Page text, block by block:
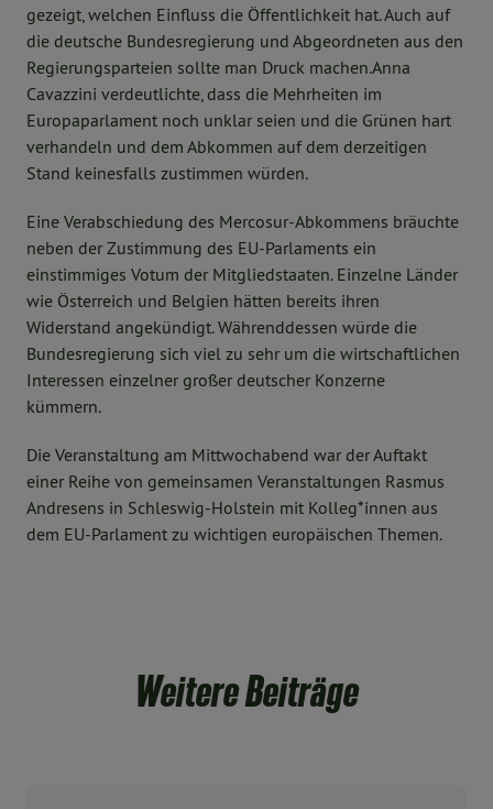
gezeigt, welchen Einfluss die Öffentlichkeit hat. Auch auf
die deutsche Bundesregierung und Abgeordneten aus den
Regierungsparteien sollte man Druck machen.Anna
Cavazzini verdeutlichte, dass die Mehrheiten im
Europaparlament noch unklar seien und die Grünen hart
verhandeln und dem Abkommen auf dem derzeitigen
Stand keinesfalls zustimmen würden.
Eine Verabschiedung des Mercosur-Abkommens bräuchte
neben der Zustimmung des EU-Parlaments ein
einstimmiges Votum der Mitgliedstaaten. Einzelne Länder
wie Österreich und Belgien hätten bereits ihren
Widerstand angekündigt. Währenddessen würde die
Bundesregierung sich viel zu sehr um die wirtschaftlichen
Interessen einzelner großer deutscher Konzerne
kümmern.
Die Veranstaltung am Mittwochabend war der Auftakt
einer Reihe von gemeinsamen Veranstaltungen Rasmus
Andresens in Schleswig-Holstein mit Kolleg*innen aus
dem EU-Parlament zu wichtigen europäischen Themen.
Weitere Beiträge